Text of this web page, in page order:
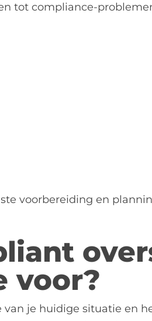
tot compliance-
voorbereiding en
voor?
je huidige situatie en